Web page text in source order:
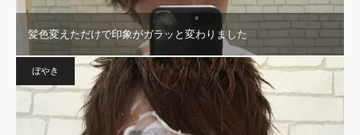
髪色変えただけで印象がガラッと変わりました
ぼやき